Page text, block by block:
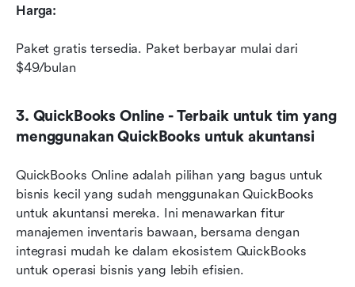
Harga:
Paket gratis tersedia. Paket berbayar mulai dari
$49/bulan
3. QuickBooks Online - Terbaik untuk tim yang
menggunakan QuickBooks untuk akuntansi
QuickBooks Online adalah pilihan yang bagus untuk
bisnis kecil yang sudah menggunakan QuickBooks
untuk akuntansi mereka. Ini menawarkan fitur
manajemen inventaris bawaan, bersama dengan
integrasi mudah ke dalam ekosistem QuickBooks
untuk operasi bisnis yang lebih efisien.